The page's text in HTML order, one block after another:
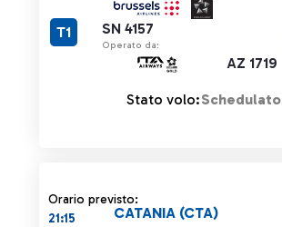
SN 4157
Operato da:
AZ 1719
T1
Stato volo:Schedulato
Orario previsto:
21:15
CATANIA (CTA)